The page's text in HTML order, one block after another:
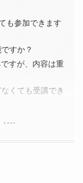
も参加できます
すか？
すが、内容は重
くても受講でき